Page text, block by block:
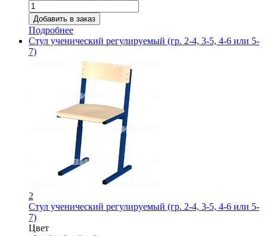
Подробнее
Стул ученический регулируемый (гр. 2-4, 3-5, 4-6 или 5-
7)
2
Стул ученический регулируемый (гр. 2-4, 3-5, 4-6 или 5-
7)
Цвет